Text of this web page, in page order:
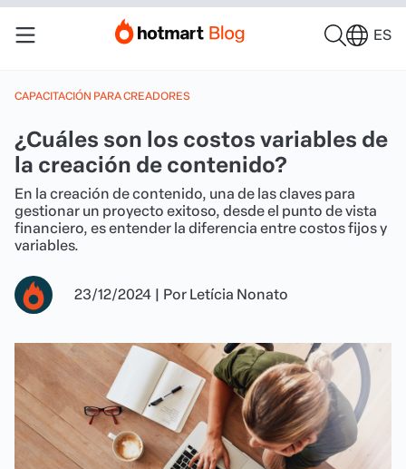
ES
CAPACITACIÓN PARA CREADORES
¿Cuáles son los costos variables de
la creación de contenido?
En la creación de contenido, una de las claves para
gestionar un proyecto exitoso, desde el punto de vista
financiero, es entender la diferencia entre costos fijos y
variables.
23/12/2024 | Por Letícia Nonato